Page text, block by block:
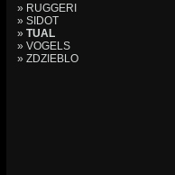
» RUGGERI
» SIDOT
» TUAL
» VOGELS
» ZDZIEBLO